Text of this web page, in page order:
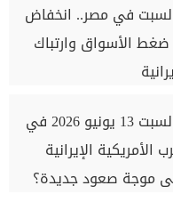
في مصر.. انخفاض
ضغط الأسواق وارتباك
سعر الدولار اليوم السبت 13 يونيو 2026 في
الإيرانية
موجة صعود جديدة؟